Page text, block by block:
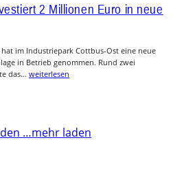
2 Millionen Euro in neue
hat im Industriepark Cottbus-Ost eine neue
in Betrieb genommen. Rund zwei
das… weiterlesen
…mehr laden